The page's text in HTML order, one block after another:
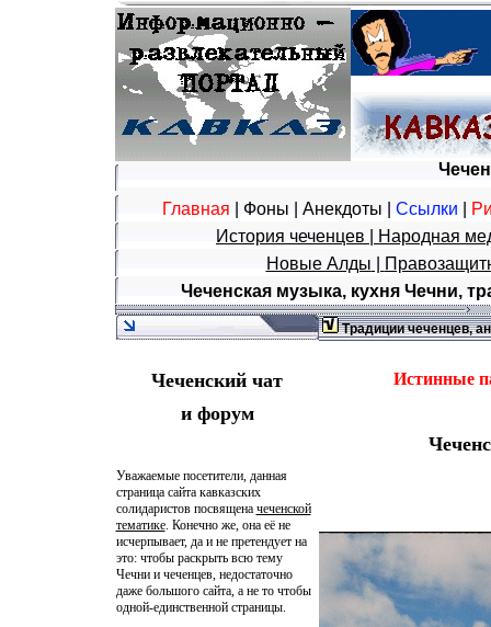
Главная Фоны Анекдоты Ссылки
История чеченцев
Народная
Новые Алды
Чеченская музыка, кухня Чечни,
Чеченский чат
и форум
Уважаемые посетители, данная
страница сайта кавказских
солидаристов посвящена чеченской
тематике. Конечно же, она её не
исчерпывает, да и не претендует на
это: чтобы раскрыть всю тему
Чечни и чеченцев, недостаточно
даже большого сайта, а не то чтобы
одной-единственной страницы.
Традиции чеченцев,
Истинные п